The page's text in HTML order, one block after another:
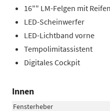
16"" LM-Felgen mit
LED-Scheinwerfer
LED-Lichtband vorne
Tempolimitassistent
Digitales Cockpit
Innen
Fensterheber